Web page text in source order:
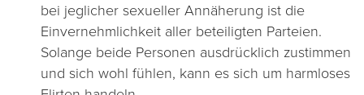
bei jeglicher sexueller Annäherung ist die
Einvernehmlichkeit aller beteiligten Parteien.
Solange beide Personen ausdrücklich zustimmen
und sich wohl fühlen, kann es sich um harmloses